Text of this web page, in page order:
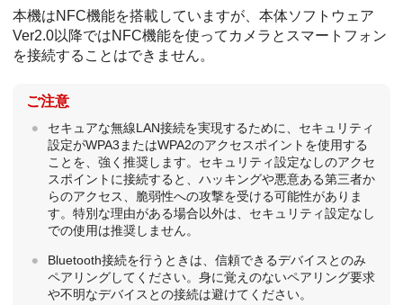
本機はNFC機能を搭載していますが、本体ソフトウェア
Ver2.0以降ではNFC機能を使ってカメラとスマートフォン
を接続することはできません。
ご注意
セキュアな無線LAN接続を実現するために、セキュリティ
設定がWPA3またはWPA2のアクセスポイントを使用する
ことを、強く推奨します。セキュリティ設定なしのアクセ
スポイントに接続すると、ハッキングや悪意ある第三者か
らのアクセス、脆弱性への攻撃を受ける可能性がありま
す。特別な理由がある場合以外は、セキュリティ設定なし
での使用は推奨しません。
Bluetooth接続を行うときは、信頼できるデバイスとのみ
ペアリングしてください。身に覚えのないペアリング要求
や不明なデバイスとの接続は避けてください。